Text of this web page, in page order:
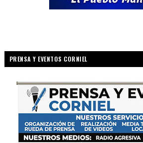
PRENSA Y EVENTOS CORNIEL